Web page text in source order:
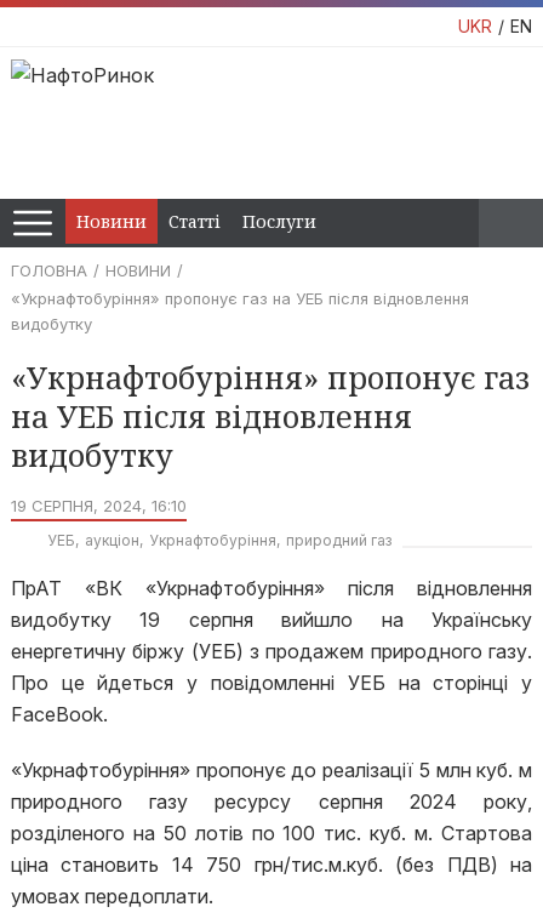
UKR EN
Новини Статті Послуги
ГОЛОВНА
НОВИНИ
«Укрнафтобуріння» пропонує газ на УЕБ після відновлення
видобутку
«Укрнафтобуріння» пропонує газ
на УЕБ після відновлення
видобутку
19 СЕРПНЯ, 2024, 16:10
УЕБ аукціон Укрнафтобуріння природний газ
ПрАТ «ВК «Укрнафтобуріння» після відновлення
видобутку 19 серпня вийшло на Українську
енергетичну біржу (УЕБ) з продажем природного газу.
Про це йдеться у повідомленні УЕБ на сторінці у
FaceBook.
«Укрнафтобуріння» пропонує до реалізації 5 млн куб. м
природного газу ресурсу серпня 2024 року,
розділеного на 50 лотів по 100 тис. куб. м. Стартова
ціна становить 14 750 грн/тис.м.куб. (без ПДВ) на
умовах передоплати.